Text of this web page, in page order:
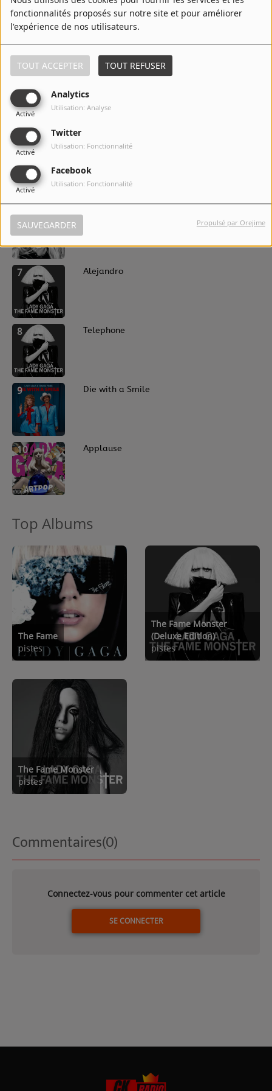
fonctionnalités proposés sur notre site et pour améliorer
l'expérience de nos utilisateurs.
TOUT ACCEPTER TOUT REFUSER
Analytics
Activé
Utilisation: Analyse
Twitter
Activé
Utilisation: Fonctionnalité
Facebook
Activé
Utilisation: Fonctionnalité
SAUVEGARDER Propulsé par Orejime
Just Dance
5
6
7 Alejandro
8 Telephone
9 Die with a Smile
10 Applause
Top Albums
The Fame
pistes
The Fame Monster
(Deluxe Edition)
pistes
The Fame Monster
pistes
Commentaires(0)
Connectez-vous pour commenter cet article
SE CONNECTER